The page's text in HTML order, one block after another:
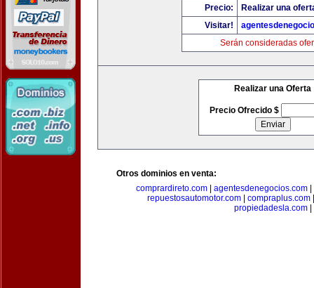
Precio:
Realizar una
Visitar!
Serán consideradas
Realizar una Oferta
Precio Ofrecido $
Otros dominios en venta:
comprardireto.com| agentesdenegocios.com|
repuestosautomotor.com
compraplus.com
propiedadesla.com|